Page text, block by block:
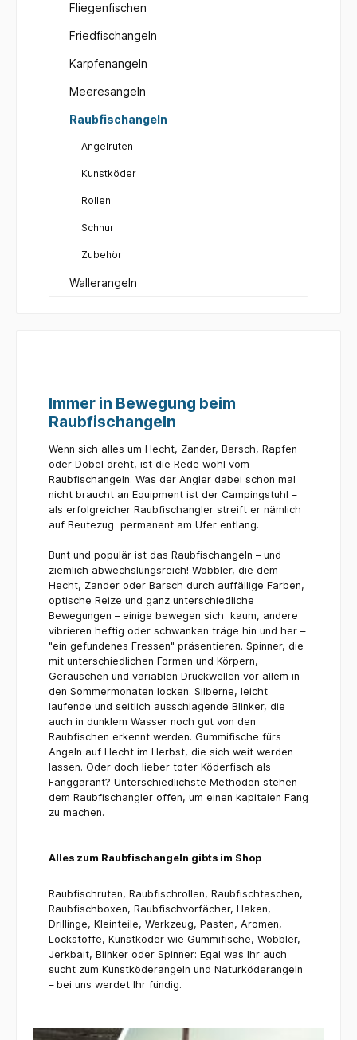
Fliegenfischen
Friedfischangeln
Karpfenangeln
Meeresangeln
Raubfischangeln
Angelruten
Kunstköder
Rollen
Schnur
Zubehör
Wallerangeln
Immer in Bewegung beim
Raubfischangeln
Wenn sich alles um Hecht, Zander, Barsch, Rapfen
oder Döbel dreht, ist die Rede wohl vom
Raubfischangeln. Was der Angler dabei schon mal
nicht braucht an Equipment ist der Campingstuhl –
als erfolgreicher Raubfischangler streift er nämlich
auf Beutezug permanent am Ufer entlang.
Bunt und populär ist das Raubfischangeln – und
ziemlich abwechslungsreich! Wobbler, die dem
Hecht, Zander oder Barsch durch auffällige Farben,
optische Reize und ganz unterschiedliche
Bewegungen – einige bewegen sich kaum, andere
vibrieren heftig oder schwanken träge hin und her –
"ein gefundenes Fressen" präsentieren. Spinner, die
mit unterschiedlichen Formen und Körpern,
Geräuschen und variablen Druckwellen vor allem in
den Sommermonaten locken. Silberne, leicht
laufende und seitlich ausschlagende Blinker, die
auch in dunklem Wasser noch gut von den
Raubfischen erkennt werden. Gummifische fürs
Angeln auf Hecht im Herbst, die sich weit werden
lassen. Oder doch lieber toter Köderfisch als
Fanggarant? Unterschiedlichste Methoden stehen
dem Raubfischangler offen, um einen kapitalen Fang
zu machen.
Alles zum Raubfischangeln gibts im Shop
Raubfischruten, Raubfischrollen, Raubfischtaschen,
Raubfischboxen, Raubfischvorfächer, Haken,
Drillinge, Kleinteile, Werkzeug, Pasten, Aromen,
Lockstoffe, Kunstköder wie Gummifische, Wobbler,
Jerkbait, Blinker oder Spinner: Egal was Ihr auch
sucht zum Kunstköderangeln und Naturköderangeln
– bei uns werdet Ihr fündig.